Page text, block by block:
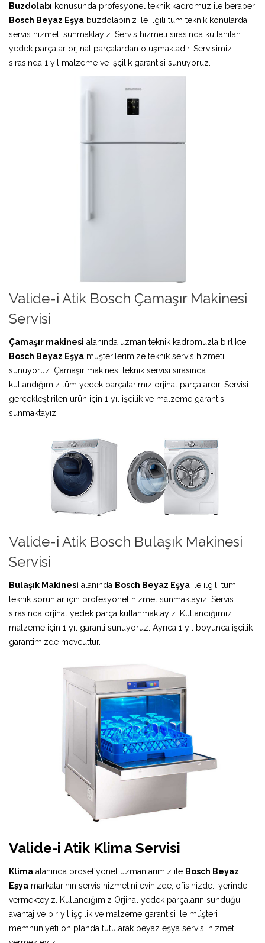
Buzdolabı konusunda profesyonel teknik kadromuz ile beraber
Bosch Beyaz Eşya buzdolabınız ile ilgili tüm teknik konularda
servis hizmeti sunmaktayız. Servis hizmeti sırasında kullanılan
yedek parçalar orjinal parçalardan oluşmaktadır. Servisimiz
sırasında 1 yıl malzeme ve işçilik garantisi sunuyoruz.
Valide-i Atik Bosch Çamaşır Makinesi
Servisi
Çamaşır makinesi alanında uzman teknik kadromuzla birlikte
Bosch Beyaz Eşya müşterilerimize teknik servis hizmeti
sunuyoruz. Çamaşır makinesi teknik servisi sırasında
kullandığımız tüm yedek parçalarımız orjinal parçalardır. Servisi
gerçekleştirilen ürün için 1 yıl işçilik ve malzeme garantisi
sunmaktayız.
Valide-i Atik Bosch Bulaşık Makinesi
Servisi
Bulaşık Makinesi alanında Bosch Beyaz Eşya ile ilgili tüm
teknik sorunlar için profesyonel hizmet sunmaktayız. Servis
sırasında orjinal yedek parça kullanmaktayız. Kullandığımız
malzeme için 1 yıl garanti sunuyoruz. Ayrıca 1 yıl boyunca işçilik
garantimizde mevcuttur.
Valide-i Atik Klima Servisi
Klima alanında prosefiyonel uzmanlarımız ile Bosch Beyaz
Eşya markalarının servis hizmetini evinizde, ofisinizde.. yerinde
vermekteyiz. Kullandığımız Orjinal yedek parçaların sunduğu
avantaj ve bir yıl işçilik ve malzeme garantisi ile müşteri
memnuniyeti ön planda tutularak beyaz eşya servisi hizmeti